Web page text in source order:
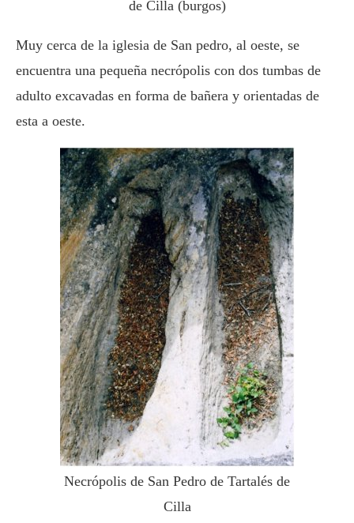
de Cilla (burgos)
Muy cerca de la iglesia de San pedro, al oeste, se
encuentra una pequeña necrópolis con dos tumbas de
adulto excavadas en forma de bañera y orientadas de
esta a oeste.
Necrópolis de San Pedro de Tartalés de
Cilla